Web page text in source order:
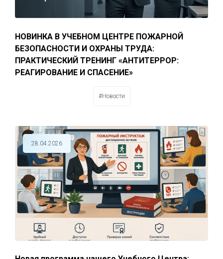
НОВИНКА В УЧЕБНОМ ЦЕНТРЕ ПОЖАРНОЙ
БЕЗОПАСНОСТИ И ОХРАНЫ ТРУДА:
ПРАКТИЧЕСКИЙ ТРЕНИНГ «АНТИТЕРРОР:
РЕАГИРОВАНИЕ И СПАСЕНИЕ»
#Новости
28.04.2026